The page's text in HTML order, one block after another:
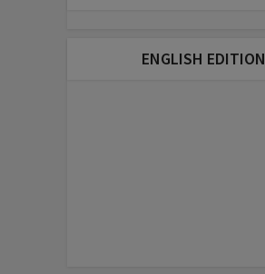
ENGLISH EDITION